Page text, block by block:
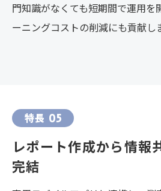
門知識がなくても短期間で運用を
ーニングコストの削減にも貢献し
特長 05
レポート作成から情報
完結